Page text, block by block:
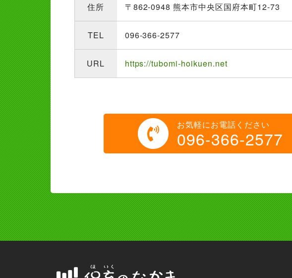
住所 〒862-0948 熊本市中央区国府本町12-73
TEL 096-366-2577
URL https://tubomi-hoikuen.net
お気軽にお電話ください
096-366-2577